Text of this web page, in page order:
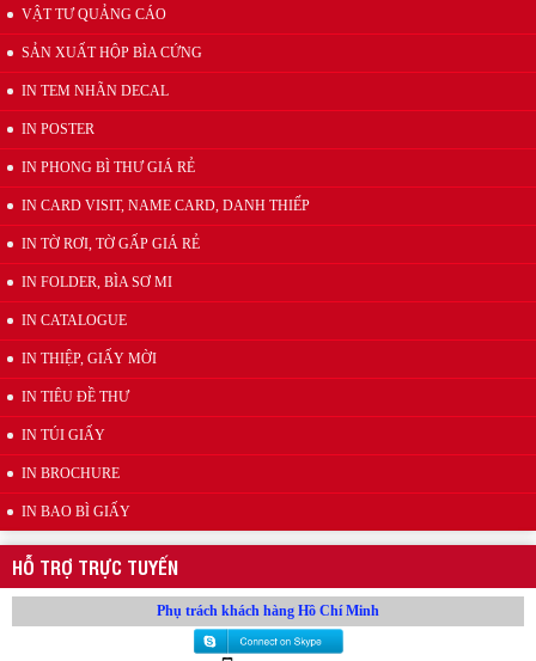
VẬT TƯ QUẢNG CÁO
SẢN XUẤT HỘP BÌA CỨNG
IN TEM NHÃN DECAL
IN POSTER
IN PHONG BÌ THƯ GIÁ RẺ
IN CARD VISIT, NAME CARD, DANH THIẾP
IN TỜ RƠI, TỜ GẤP GIÁ RẺ
IN FOLDER, BÌA SƠ MI
IN CATALOGUE
IN THIỆP, GIẤY MỜI
IN TIÊU ĐỀ THƯ
IN TÚI GIẤY
IN BROCHURE
IN BAO BÌ GIẤY
HỖ TRỢ TRỰC TUYẾN
Phụ trách khách hàng Hồ Chí Minh
Wobbler đế nhựa
Kẹp quảng cáo thân nhựa PVC